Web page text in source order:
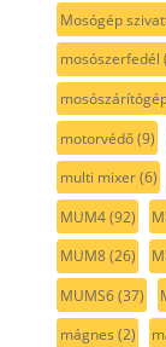
Mosógép
mosószerfedél
motorvédő(9)
multi mixer(6)
MUM4(92)
MUM8(26)
MUMS6(37)
mágnes (2)